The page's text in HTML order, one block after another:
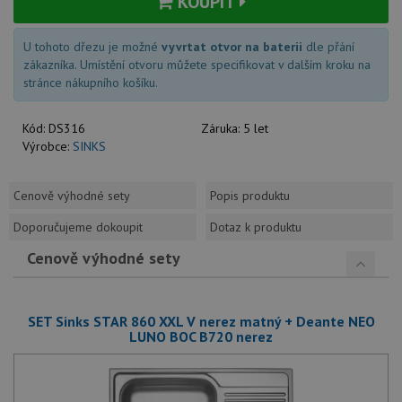
U tohoto dřezu je možné vyvrtat otvor na baterii dle přání
zákazníka. Umístění otvoru můžete specifikovat v dalším kroku na
stránce nákupního košíku.
Kód: DS316 Záruka: 5 let
Výrobce: SINKS
Cenově výhodné sety
Popis produktu
Doporučujeme dokoupit
Dotaz k produktu
Cenově výhodné sety
SET Sinks STAR 860 XXL V nerez matný + Deante NEO
LUNO BOC B720 nerez